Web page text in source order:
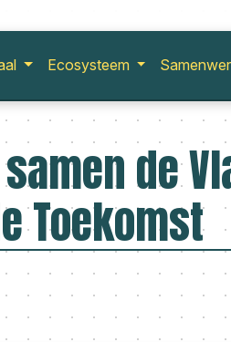
Ecosysteem
de
Toekomst